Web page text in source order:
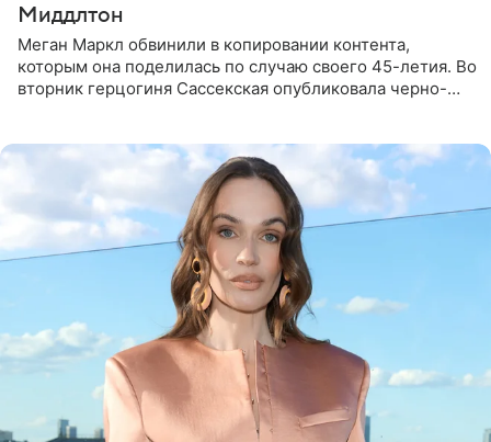
Миддлтон
Меган Маркл обвинили в копировании контента,
которым она поделилась по случаю своего 45-летия. Во
вторник герцогиня Сассекская опубликовала черно-